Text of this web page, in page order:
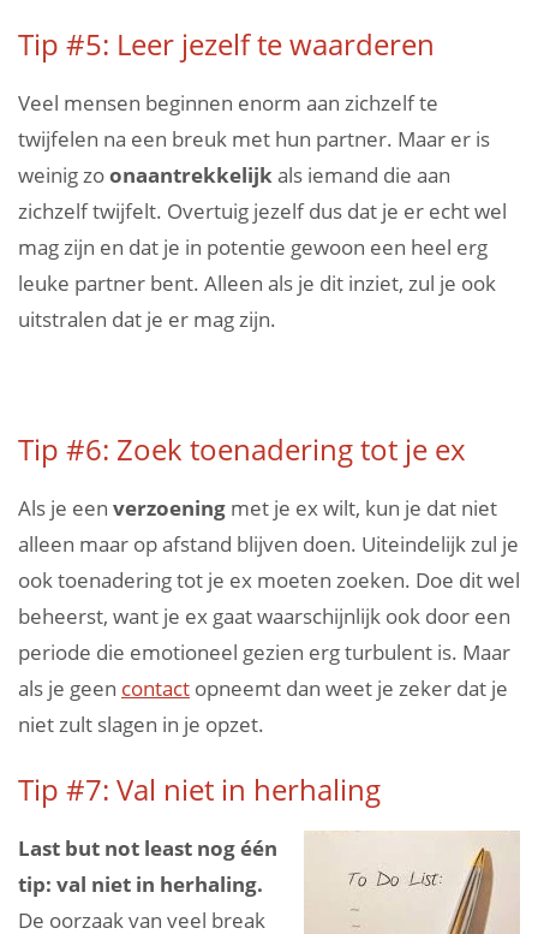
Tip #5: Leer jezelf te waarderen
Veel mensen beginnen enorm aan zichzelf te
twijfelen na een breuk met hun partner. Maar er is
weinig zoonaantrekkelijkals iemand die aan
zichzelf twijfelt. Overtuig jezelf dus dat je er echt wel
mag zijn en dat je in potentie gewoon een heel erg
leuke partner bent. Alleen als je dit inziet, zul je ook
uitstralen dat je er mag zijn.
Tip #6: Zoek toenadering tot je ex
Als je een verzoening met je ex wilt, kun je dat niet
alleen maar op afstand blijven doen. Uiteindelijk zul je
ook toenadering tot je ex moeten zoeken. Doe dit wel
beheerst, want je ex gaat waarschijnlijk ook door een
periode die emotioneel gezien erg turbulent is. Maar
als je geen contact opneemt dan weet je zeker dat je
niet zult slagen in je opzet.
Tip #7: Val niet in herhaling
Last but not least nog één
tip: val niet in herhaling.
De oorzaak van veel break